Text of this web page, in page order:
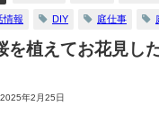
情報 DIY 庭仕事
を植えてお花見し
2025年2月25日